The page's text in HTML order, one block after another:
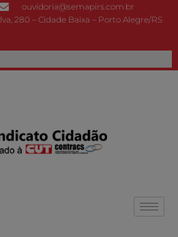
ouvidoria@semapirs.com.br
280 – Cidade Baixa – Porto Alegre/RS